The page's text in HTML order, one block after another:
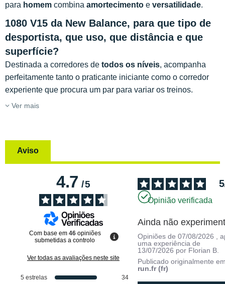
para homem combina amortecimento e versatilidade.
1080 V15 da New Balance, para que tipo de
desportista, que uso, que distância e que
superfície?
Destinada a corredores de todos os níveis, acompanha
perfeitamente tanto o praticante iniciante como o corredor
experiente que procura um par para variar os treinos.
Ver mais
Aviso
4.7/5
Com base em 46 opiniões
submetidas a controlo
Ver todas as avaliações neste site
5 estrelas
34
5
Opinião verificada
Ainda não
Opiniões de07/08/2026
,
uma experiência de
13/07/2026 por Florian B.
Publicado originalmente
run.fr (fr)